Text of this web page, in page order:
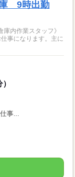
9時出勤
内作業スタッフ》
事...